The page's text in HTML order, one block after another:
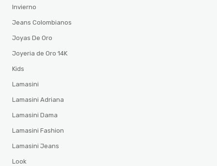
Invierno
Jeans Colombianos
Joyas De Oro
Joyeria de Oro 14K
Kids
Lamasini
Lamasini Adriana
Lamasini Dama
Lamasini Fashion
Lamasini Jeans
Look